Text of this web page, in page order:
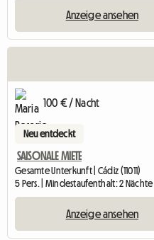
Anzeige ansehen
100 € / Nacht
Neu entdeckt
SAISONALE MIETE
Gesamte Unterkunft | Cádiz (11011)
5 Pers. | Mindestaufenthalt: 2 Nächte
Anzeige ansehen